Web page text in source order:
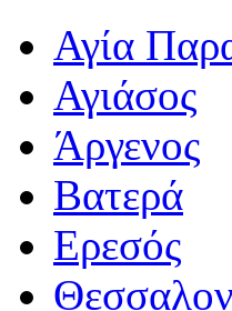
Αγία
Αγιάσος
Άργενος
Βατερά
Ερεσός